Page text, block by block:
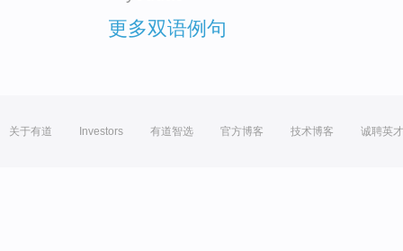
更多双语例句
关于有道 Investors 有道智选 官方博客 技术博客 诚聘英才